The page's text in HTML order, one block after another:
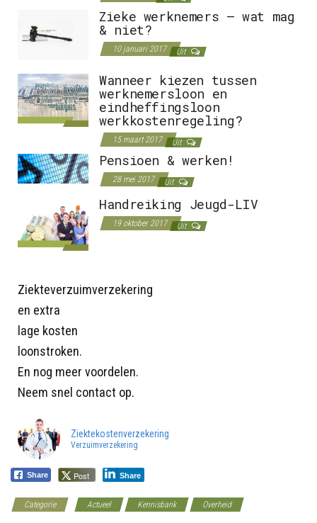
Zieke werknemers – wat mag
& niet?
10 januari 2017 Uit
Wanneer kiezen tussen
werknemersloon en
eindheffingsloon
werkkostenregeling?
15 maart 2017 Uit
Pensioen & werken!
28 mei 2017 Uit
Handreiking Jeugd-LIV
19 oktober 2017 Uit
Ziekteverzuimverzekering
en extra
lage kosten
loonstroken.
En nog meer voordelen.
Neem snel contact op.
Ziektekostenverzekering
Verzuimverzekering
Share Post Share
Categorie Actueel Kennisbank
Overheid